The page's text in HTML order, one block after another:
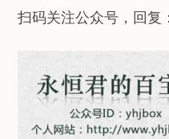
扫码关注公众号，回复